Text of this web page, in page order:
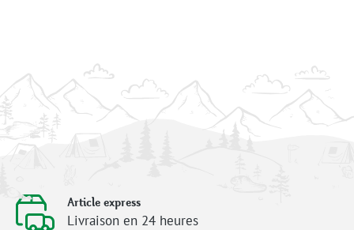
Article express
Livraison en 24 heures